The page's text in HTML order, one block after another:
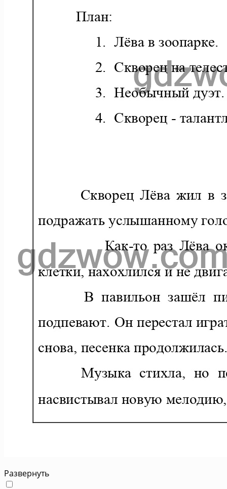
Развернуть